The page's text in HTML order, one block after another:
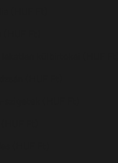
(HUF Ft)
Ft)
külbirtokai (HUF Ft)
(HUF Ft)
szigetek (HUF Ft)